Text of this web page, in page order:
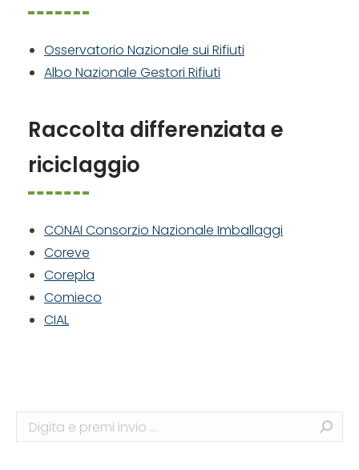
Osservatorio Nazionale sui Rifiuti
Albo Nazionale Gestori Rifiuti
Raccolta differenziata e
riciclaggio
CONAI Consorzio Nazionale Imballaggi
Coreve
Corepla
Comieco
CIAL
Search: